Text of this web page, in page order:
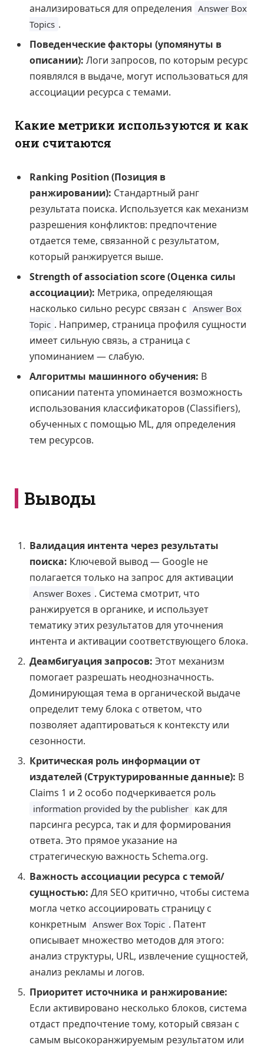
анализироваться для определения Answer Box
Topics .
Поведенческие факторы (упомянуты в
описании): Логи запросов, по которым ресурс
появлялся в выдаче, могут использоваться для
ассоциации ресурса с темами.
Какие метрики используются и как
они считаются
Ranking Position (Позиция в
ранжировании): Стандартный ранг
результата поиска. Используется как механизм
разрешения конфликтов: предпочтение
отдается теме, связанной с результатом,
который ранжируется выше.
Strength of association score (Оценка силы
ассоциации): Метрика, определяющая
насколько сильно ресурс связан с Answer Box
Topic . Например, страница профиля сущности
имеет сильную связь, а страница с
упоминанием — слабую.
Алгоритмы машинного обучения: В
описании патента упоминается возможность
использования классификаторов (Classifiers),
обученных с помощью ML, для определения
тем ресурсов.
Выводы
Валидация интента через результаты
поиска: Ключевой вывод — Google не
полагается только на запрос для активации
Answer Boxes . Система смотрит, что
ранжируется в органике, и использует
тематику этих результатов для уточнения
интента и активации соответствующего блока.
Деамбигуация запросов: Этот механизм
помогает разрешать неоднозначность.
Доминирующая тема в органической выдаче
определит тему блока с ответом, что
позволяет адаптироваться к контексту или
сезонности.
Критическая роль информации от
издателей (Структурированные данные): В
Claims 1 и 2 особо подчеркивается роль
information provided by the publisher как для
парсинга ресурса, так и для формирования
ответа. Это прямое указание на
стратегическую важность Schema.org.
Важность ассоциации ресурса с темой/
сущностью: Для SEO критично, чтобы система
могла четко ассоциировать страницу с
конкретным Answer Box Topic . Патент
описывает множество методов для этого:
анализ структуры, URL, извлечение сущностей,
анализ рекламы и логов.
Приоритет источника и ранжирование:
Если активировано несколько блоков, система
отдаст предпочтение тому, который связан с
самым высокоранжируемым результатом или